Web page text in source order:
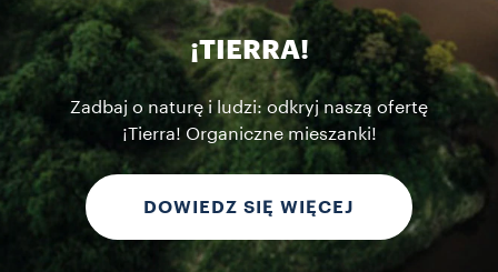
¡TIERRA!
Zadbaj o naturę i ludzi: odkryj naszą ofertę
¡Tierra! Organiczne mieszanki!
DOWIEDZ SIĘ WIĘCEJ